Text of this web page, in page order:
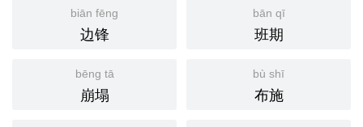
biān fēng
边锋
bān qī
班期
bēng tā
崩塌
bù shī
布施